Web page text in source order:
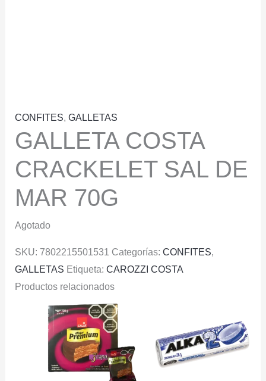
CONFITES, GALLETAS
GALLETA COSTA
CRACKELET SAL DE
MAR 70G
Agotado
SKU: 7802215501531 Categorías: CONFITES,
GALLETAS Etiqueta: CAROZZI COSTA
Productos relacionados